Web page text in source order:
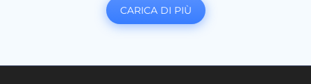
CARICA DI PIÙ